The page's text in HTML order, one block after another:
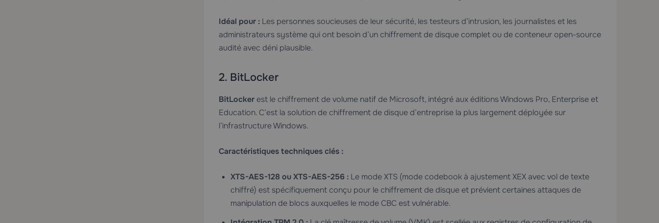
Idéal pour :Les personnes soucieuses de leur sécurité, les testeurs d’intrusion, les journalistes et les
administrateurs système qui ont besoin d’un chiffrement de disque complet ou de conteneur open-source
audité avec déni plausible.
2. BitLocker
BitLockerest le chiffrement de volume natif de Microsoft, intégré aux éditions Windows Pro, Enterprise et
Education. C’est la solution de chiffrement de disque d’entreprise la plus largement déployée sur
l’infrastructure Windows.
Caractéristiques techniques clés :
XTS-AES-128 ou XTS-AES-256 :Le mode XTS (mode codebook à ajustement XEX avec vol de texte
chiffré) est spécifiquement conçu pour le chiffrement de disque et prévient certaines attaques de
manipulation de blocs auxquelles le mode CBC est vulnérable.